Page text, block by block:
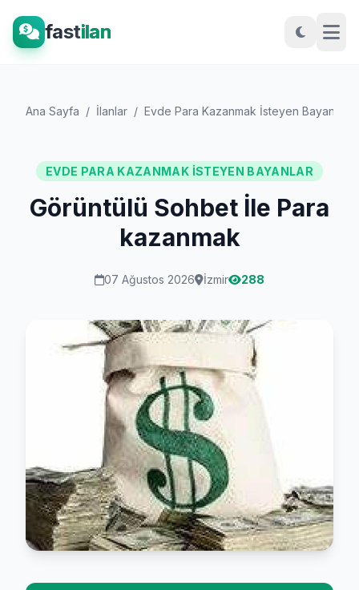
fastilan
Ana Sayfa / İlanlar / Evde Para Kazanmak İsteyen Bayanlar
EVDE PARA KAZANMAK İSTEYEN BAYANLAR
Görüntülü Sohbet İle Para
kazanmak
07 Ağustos 2026 İzmir 288